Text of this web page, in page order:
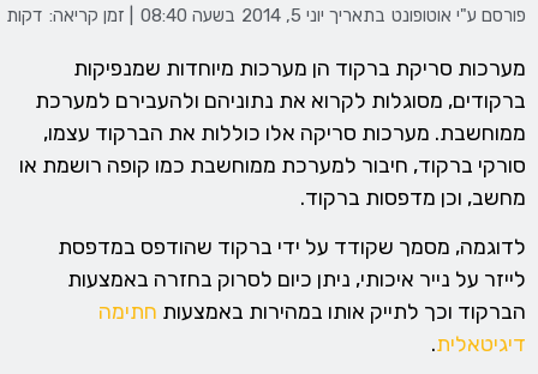
פורסם ע"י אוטופונט בתאריך יוני 5, 2014 בשעה | זמן קריאה: דקות
מערכות סריקת ברקוד הן מערכות מיוחדות שמנפיקות
ברקודים, מסוגלות לקרוא את נתוניהם ולהעבירם למערכת
ממוחשבת. מערכות סריקה אלו כוללות את הברקוד עצמו,
סורקי ברקוד, חיבור למערכת ממוחשבת כמו קופה רושמת או
מחשב, וכן מדפסות ברקוד.
לדוגמה, מסמך שקודד על ידי ברקוד שהודפס במדפסת
לייזר על נייר איכותי, ניתן כיום לסרוק בחזרה באמצעות
הברקוד וכך לתייק אותו במהירות באמצעות חתימה
דיגיטאלית.